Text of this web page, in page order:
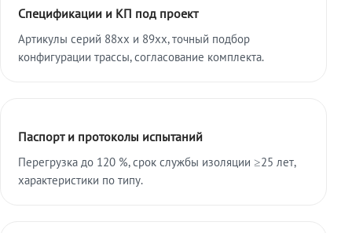
Спецификации и КП под проект
Артикулы серий 88xx и 89xx, точный подбор
конфигурации трассы, согласование комплекта.
Паспорт и протоколы испытаний
Перегрузка до 120 %, срок службы изоляции ≥25 лет,
характеристики по типу.